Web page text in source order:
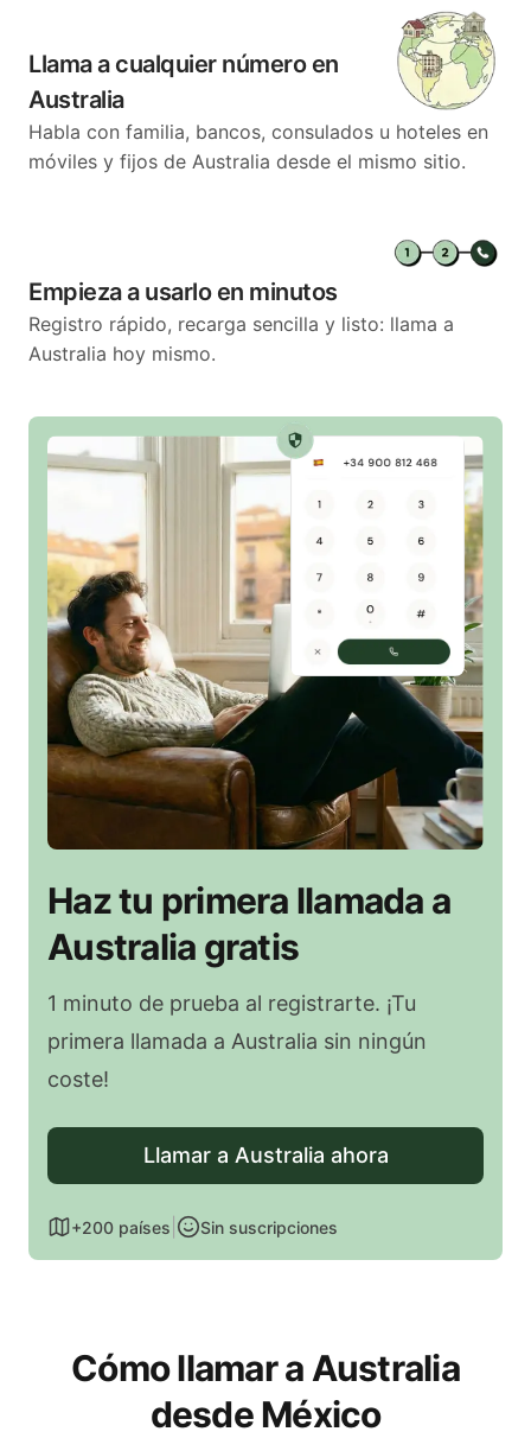
Llama a cualquier número en
Australia
Habla con familia, bancos, consulados u hoteles en
móviles y fijos de Australia desde el mismo sitio.
Empieza a usarlo en minutos
Registro rápido, recarga sencilla y listo: llama a
Australia hoy mismo.
Haz tu primera llamada a
Australia gratis
1 minuto de prueba al registrarte. ¡Tu
primera llamada a Australia sin ningún
coste!
Llamar a Australia ahora
+200 países Sin suscripciones
Cómo llamar a Australia
desde México